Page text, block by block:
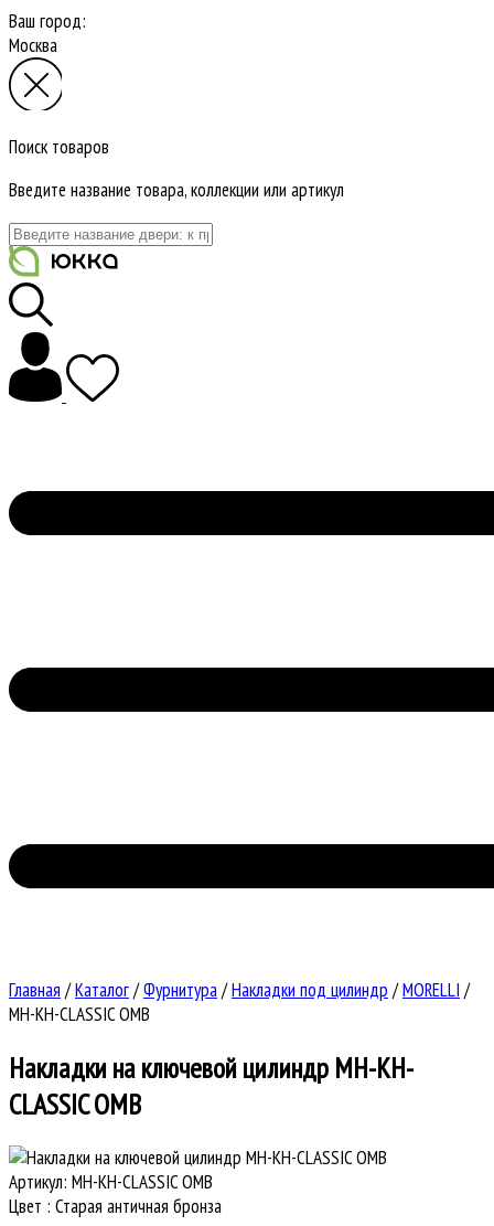
Ваш город:
Москва
Поиск товаров
Введите название товара, коллекции или артикул
Главная /Каталог/Фурнитура/Накладки под цилиндр /MORELLI /
MH-KH-CLASSIC OMB
Накладки на ключевой цилиндр MH-KH-
CLASSIC OMB
Артикул: MH-KH-CLASSIC OMB
Цвет : Старая античная бронза